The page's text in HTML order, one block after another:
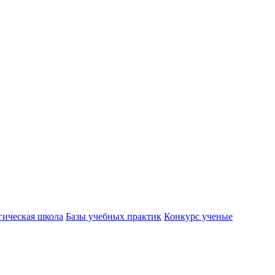
школа Базы учебных практик Конкурс ученые